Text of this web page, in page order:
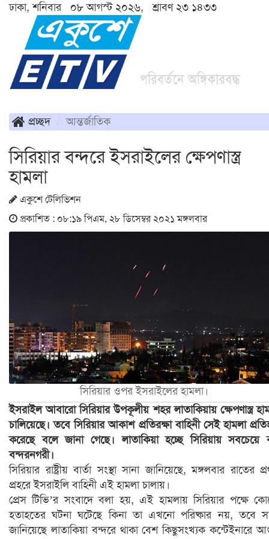
ঢাকা, শনিবার ০৮ আগস্ট ২০২৬, শ্রাবণ ২৩ ১৪৩৩
প্রচ্ছদ আন্তর্জাতিক
সিরিয়ার বন্দরে ইসরাইলের ক্ষেপণাস্ত্র
হামলা
একুশে টেলিভিশন
প্রকাশিত : ০৮:১৯ পিএম, ২৮ ডিসেম্বর ২০২১ মঙ্গলবার
সিরিয়ার ওপর ইসরাইলের হামলা।
ইসরাইল আবারো সিরিয়ার উপকূলীয় শহর লাতাকিয়ায় ক্ষেপণাস্ত্র
চালিয়েছে। তবে সিরিয়ার আকাশ প্রতিরক্ষা বাহিনী সেই হামলা
করেছে বলে জানা গেছে। লাতাকিয়া হচ্ছে সিরিয়ায় সবচেয়ে
বন্দরনগরী।
সিরিয়ার রাষ্ট্রীয় বার্তা সংস্থা সানা জানিয়েছে, মঙ্গলবার রাতের
প্রহরে ইসরাইলি বাহিনী এই হামলা চালায়।
প্রেস টিভি’র সংবাদে বলা হয়, এই হামলায় সিরিয়ার পক্ষে
হতাহতের ঘটনা ঘটেছে কিনা তা এখনো পরিষ্কার নয়, তবে
জানিয়েছে লাতাকিয়া বন্দরে থাকা বেশ কিছুসংখ্যক কন্টেইনারে